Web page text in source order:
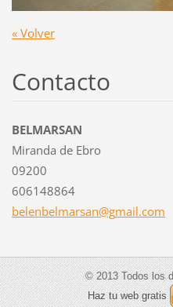
« Volver
Contacto
BELMARSAN
Miranda de Ebro
09200
606148864
belenbelmarsan@gmail.com
© 2013 Todos los
Haz tu web gratis